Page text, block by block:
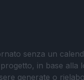
senza un
in base alla
generate o